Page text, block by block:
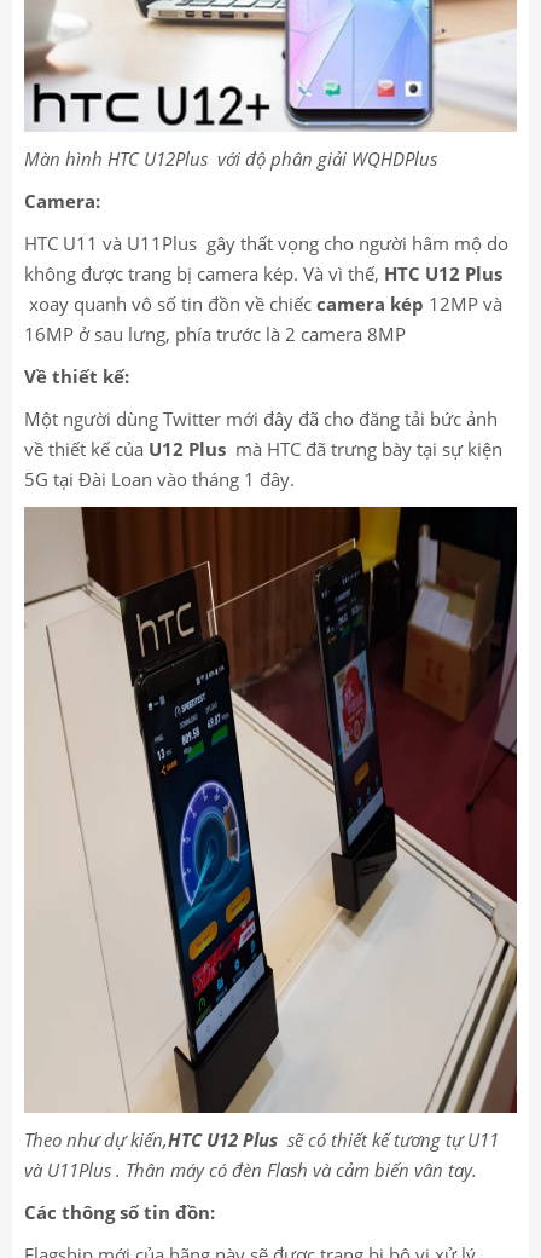
Màn hình HTC U12Plus với độ phân giải WQHDPlus
Camera:
HTC U11 và U11Plus gây thất vọng cho người hâm mộ do
không được trang bị camera kép. Và vì thế, HTC U12 Plus
xoay quanh vô số tin đồn về chiếc camera kép 12MP và
16MP ở sau lưng, phía trước là 2 camera 8MP
Về thiết kế:
Một người dùng Twitter mới đây đã cho đăng tải bức ảnh
về thiết kế của U12 Plus mà HTC đã trưng bày tại sự kiện
5G tại Đài Loan vào tháng 1 đây.
Theo như dự kiến,HTC U12 Plus sẽ có thiết kế tương tự U11
và U11Plus . Thân máy có đèn Flash và cảm biến vân tay.
Các thông số tin đồn: